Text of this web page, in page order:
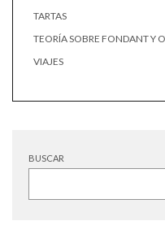
TARTAS
TEORÍA SOBRE FONDANT Y
VIAJES
BUSCAR